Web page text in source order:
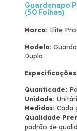
Guardanapo
(50 Folhas)
Marca: Elite
Modelo:
Dupla
Quantidade:
Unidade:
Medidas: Cada
Qualidade
padrão de